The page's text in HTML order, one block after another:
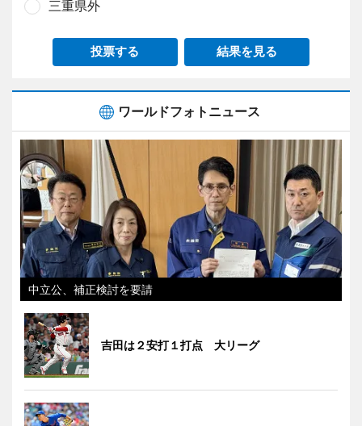
三重県外
投票する 結果を見る
ワールドフォトニュース
中立公、補正検討を要請
吉田は２安打１打点 大リーグ